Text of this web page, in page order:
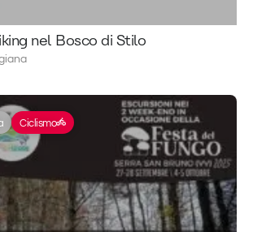
nel Bosco di Stilo
Ciclismo